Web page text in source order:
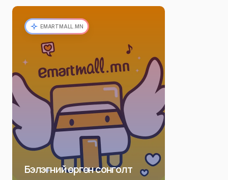
EMARTMALL.MN
Бэлэгний өргөн сонголт